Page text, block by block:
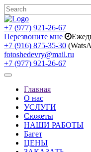
+7 (977) 921-26-67
Перезвоните мне
+7 (916) 875-35-30
fotoshedevry@mail.ru
+7 (977) 921-26-67
Toggle
navigationГлавная
О нас
УСЛУГИ
Сюжеты
НАШИ РАБОТЫ
Багет
ЦЕНЫ